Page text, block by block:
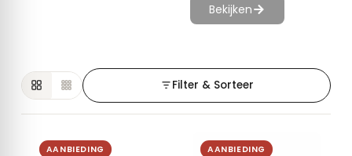
Bekijken
Filter & Sorteer
AANBIEDING AANBIEDING